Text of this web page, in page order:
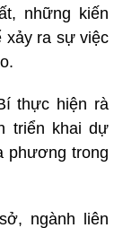
những kiến
xảy ra sự việc
thực hiện rà
triển khai dự
phương trong
ngành liên